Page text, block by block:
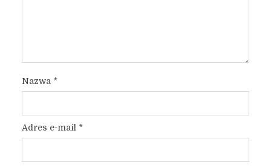
Nazwa *
Adres e-mail *